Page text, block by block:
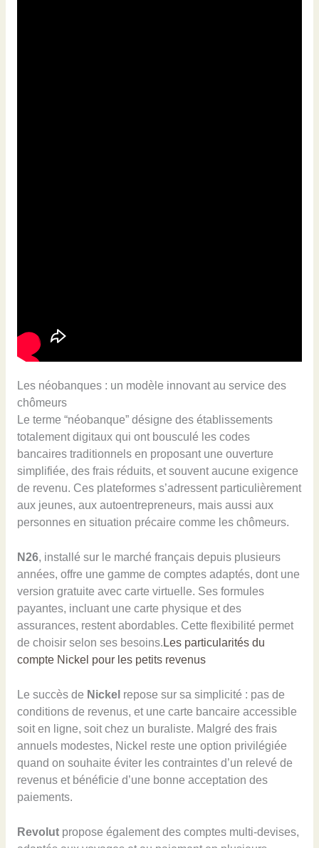
Les néobanques : un modèle innovant au service des
chômeurs
Le terme “néobanque” désigne des établissements
totalement digitaux qui ont bousculé les codes
bancaires traditionnels en proposant une ouverture
simplifiée, des frais réduits, et souvent aucune exigence
de revenu. Ces plateformes s’adressent particulièrement
aux jeunes, aux autoentrepreneurs, mais aussi aux
personnes en situation précaire comme les chômeurs.
N26, installé sur le marché français depuis plusieurs
années, offre une gamme de comptes adaptés, dont une
version gratuite avec carte virtuelle. Ses formules
payantes, incluant une carte physique et des
assurances, restent abordables. Cette flexibilité permet
de choisir selon ses besoins. Les particularités du
compte Nickel pour les petits revenus
Le succès de Nickel repose sur sa simplicité : pas de
conditions de revenus, et une carte bancaire accessible
soit en ligne, soit chez un buraliste. Malgré des frais
annuels modestes, Nickel reste une option privilégiée
quand on souhaite éviter les contraintes d’un relevé de
revenus et bénéficie d’une bonne acceptation des
paiements.
Revolutpropose également des comptes multi-devises,